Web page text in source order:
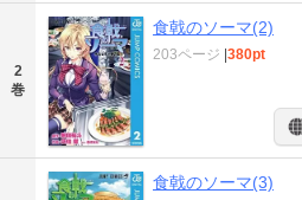
2
巻
食戟のソーマ(2)
203ページ 380pt
食戟のソーマ(3)